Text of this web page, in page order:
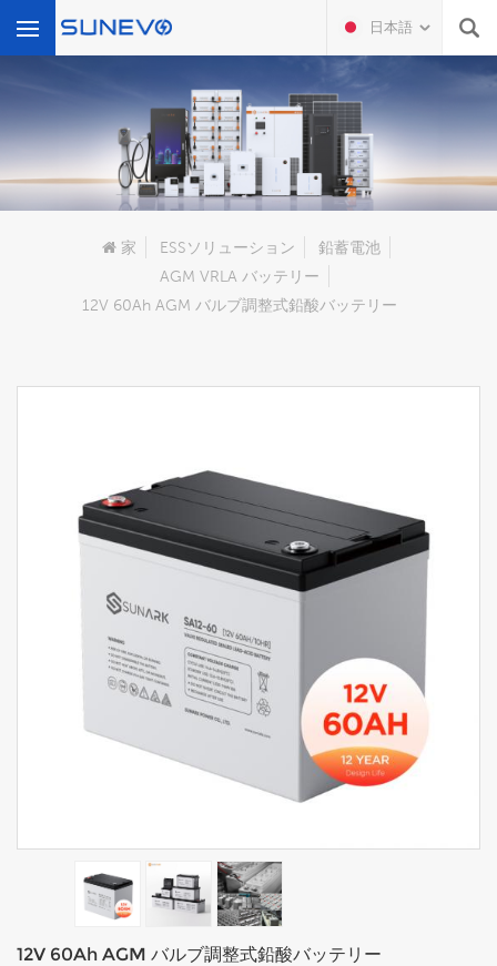
日本語
何を探していますか?
家 ESSソリューション
鉛蓄電池
AGM VRLA バッテリー
12V 60Ah AGM バルブ調整式鉛酸バッテリー
12V 60Ah AGM バルブ調整式鉛酸バッテリー